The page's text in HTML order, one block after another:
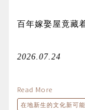
百年嫁娶屋竟
2026.07.24
Read More
在地新生的文化新可能